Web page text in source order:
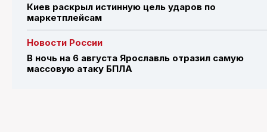
Киев раскрыл истинную цель ударов по
маркетплейсам
Новости России
В ночь на 6 августа Ярославль отразил самую
массовую атаку БПЛА